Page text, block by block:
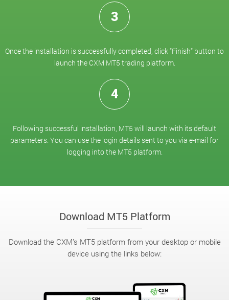
3
Once the installation is successfully completed, click "Finish" button to
launch the CXM MT5 trading platform.
4
Following successful installation, MT5 will launch with its default
parameters. You can use the login details sent to you via e-mail for
logging into the MT5 platform.
Download MT5 Platform
Download the CXM’s MT5 platform from your desktop or mobile
device using the links below: